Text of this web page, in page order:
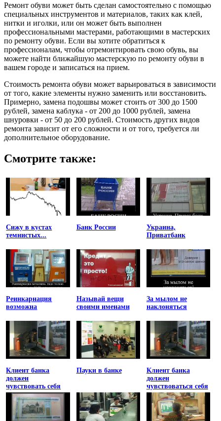
Ремонт обуви может быть сделан самостоятельно с помощью
специальных инструментов и материалов, таких как клей,
нитки и иголки, или он может быть выполнен
профессиональными мастерами, работающими в мастерских
по ремонту обуви. Если вы хотите обратиться к
профессионалам, чтобы отремонтировать свою обувь, вы
можете найти ближайшую мастерскую по ремонту обуви в
вашем городе и записаться на прием.
Стоимость ремонта обуви может варьироваться в зависимости
от того, какие элементы нужно заменить или восстановить.
Примерно, замена подошвы может стоить от 300 до 1500
рублей, замена каблука - от 200 до 1000 рублей, замена
шнуровки - от 50 до 200 рублей. Стоимость других видов
ремонта зависит от его сложности и от того, требуется ли
дополнительное оборудование.
Смотрите также:
Сижу в кустах
темнистых...
Банк России
Украина,
Приватбанк
Реинкарнация
возможна
Называй вещи
своими именами
За мылом не
наклоняться
Клиент банка
должен
чувствовать себя
униженным
Пауки в банке
Клиент банка
должен
чувствоваться себя
униженным